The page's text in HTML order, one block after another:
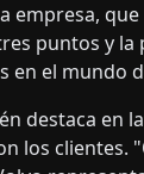
empresa,
puntos y
en el mundo
destaca en
los clientes.